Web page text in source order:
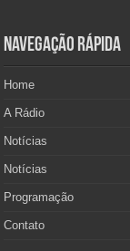
Navegação Rápida
Home
A Rádio
Notícias
Notícias
Programação
Contato